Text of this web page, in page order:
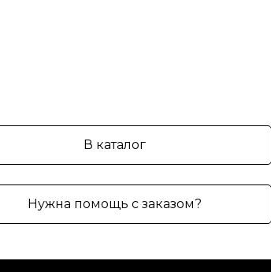
В каталог
Нужна помощь с заказом?